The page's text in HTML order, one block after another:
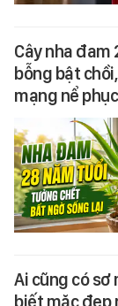
Cây nha đam
bỗng bật
mạng nể phục
Ai cũng có sơ